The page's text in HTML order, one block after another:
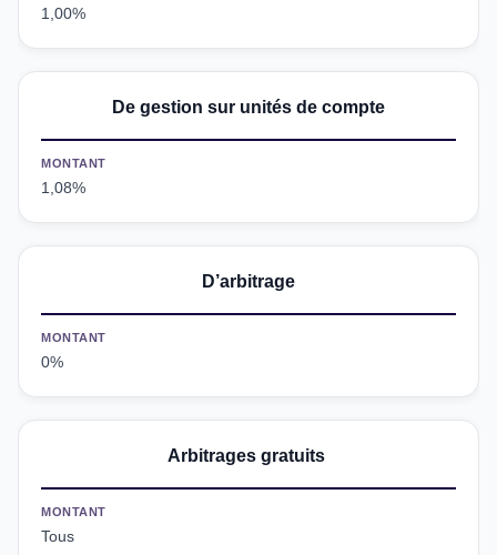
1,00%
De gestion sur unités de compte
MONTANT
1,08%
D’arbitrage
MONTANT
0%
Arbitrages gratuits
MONTANT
Tous